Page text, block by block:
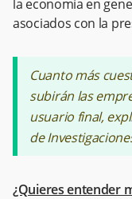
la economía en
asociados con la
Cuanto más
subirán las
usuario final,
de
¿Quieres entender